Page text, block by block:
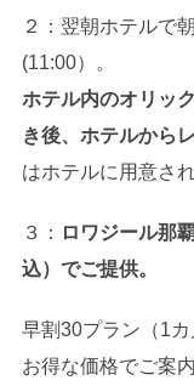
２：翌朝ホテルで
(11:00）。
ホテル内のオリッ
き後、ホテルから
はホテルに用意さ
３： ロワジール那
込）でご提供。
早割30プラン（1
お得な価格でご案